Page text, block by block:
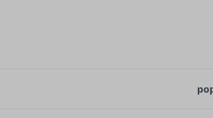
popularitate